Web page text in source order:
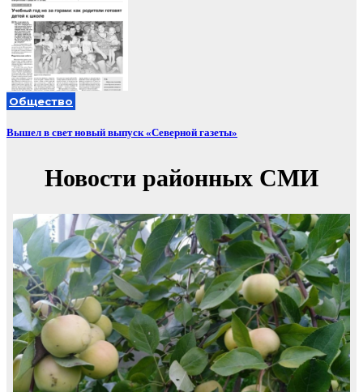
Общество
Вышел в свет новый выпуск «Северной газеты»